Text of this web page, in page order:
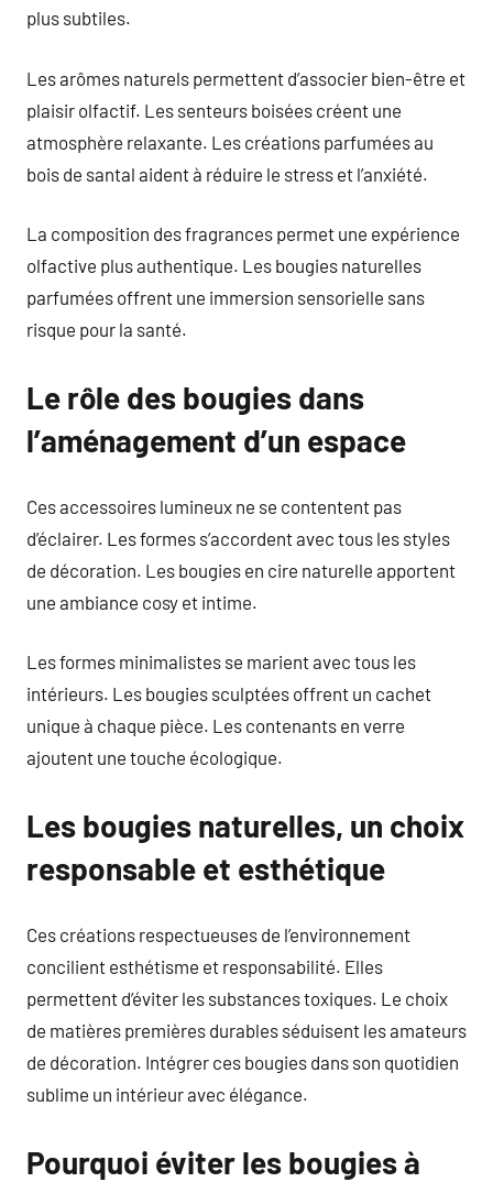
plus subtiles.
Les arômes naturels permettent d’associer bien-être et
plaisir olfactif. Les senteurs boisées créent une
atmosphère relaxante. Les créations parfumées au
bois de santal aident à réduire le stress et l’anxiété.
La composition des fragrances permet une expérience
olfactive plus authentique. Les bougies naturelles
parfumées offrent une immersion sensorielle sans
risque pour la santé.
Le rôle des bougies dans
l’aménagement d’un espace
Ces accessoires lumineux ne se contentent pas
d’éclairer. Les formes s’accordent avec tous les styles
de décoration. Les bougies en cire naturelle apportent
une ambiance cosy et intime.
Les formes minimalistes se marient avec tous les
intérieurs. Les bougies sculptées offrent un cachet
unique à chaque pièce. Les contenants en verre
ajoutent une touche écologique.
Les bougies naturelles, un choix
responsable et esthétique
Ces créations respectueuses de l’environnement
concilient esthétisme et responsabilité. Elles
permettent d’éviter les substances toxiques. Le choix
de matières premières durables séduisent les amateurs
de décoration. Intégrer ces bougies dans son quotidien
sublime un intérieur avec élégance.
Pourquoi éviter les bougies à